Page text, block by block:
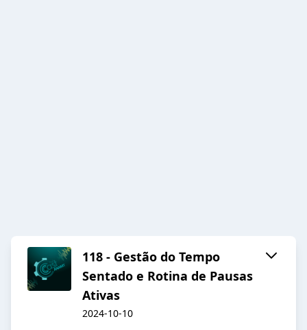
118 - Gestão do Tempo
Sentado e Rotina de Pausas
Ativas
2024-10-10